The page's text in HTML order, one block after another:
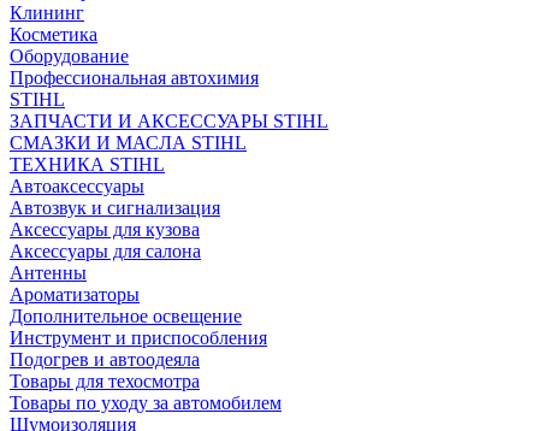
Клининг
Косметика
Оборудование
Профессиональная автохимия
STIHL
ЗАПЧАСТИ И АКСЕССУАРЫ STIHL
СМАЗКИ И МАСЛА STIHL
ТЕХНИКА STIHL
Автоаксессуары
Автозвук и сигнализация
Аксессуары для кузова
Аксессуары для салона
Антенны
Ароматизаторы
Дополнительное освещение
Инструмент и приспособления
Подогрев и автоодеяла
Товары для техосмотра
Товары по уходу за автомобилем
Шумоизоляция